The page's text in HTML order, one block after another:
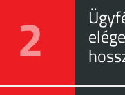
2